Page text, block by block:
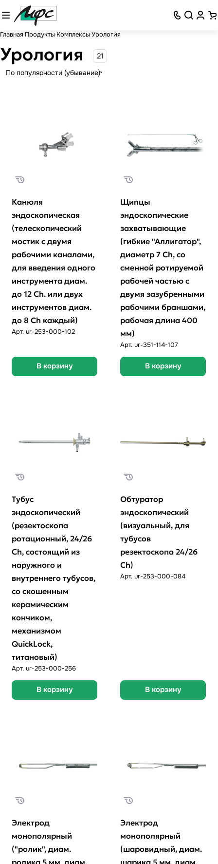
Главная Продукты Комплексы Урология
Урология 21
По популярности (убывание)
Канюля
эндоскопическая
(телескопический
мостик с двумя
рабочими каналами,
для введения одного
инструмента диам.
до 12 Ch. или двух
инструментов диам.
до 8 Ch каждый)
Арт. ur-253-000-102
В корзину
Щипцы
эндоскопические
захватывающие
(гибкие "Аллигатор",
диаметр 7 Ch, со
сменной ротируемой
рабочей частью с
двумя зазубренными
рабочими браншами,
рабочая длина 400
мм)
Арт. ur-351-114-107
В корзину
Тубус
эндоскопический
(резектоскопа
ротационный, 24/26
Ch, состоящий из
наружного и
внутреннего тубусов,
со скошенным
керамическим
кончиком,
механизмом
QuickLock,
титановый)
Арт. ur-253-000-256
В корзину
Обтуратор
эндоскопический
(визуальный, для
тубусов
резектоскопа 24/26
Ch)
Арт. ur-253-000-084
В корзину
Электрод
монополярный
("ролик", диам.
ролика 5 мм, диам.
Электрод
монополярный
(шаровидный, диам.
шарика 5 мм, диам.